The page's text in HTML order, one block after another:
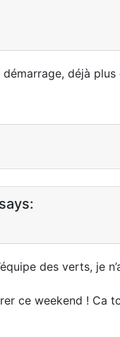
déjà
says:
des verts, je
ce weekend ! Ca